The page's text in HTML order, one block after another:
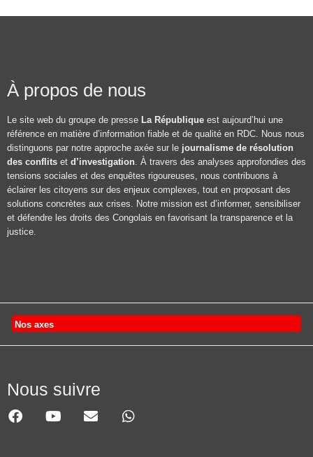
À propos de nous
Le site web du groupe de presse La République est aujourd’hui une
référence en matière d’information fiable et de qualité en RDC. Nous nous
distinguons par notre approche axée sur le journalisme de résolution
des conflits et d’investigation . À travers des analyses approfondies des
tensions sociales et des enquêtes rigoureuses, nous contribuons à
éclairer les citoyens sur des enjeux complexes, tout en proposant des
solutions concrètes aux crises. Notre mission est d’informer, sensibiliser
et défendre les droits des Congolais en favorisant la transparence et la
justice.
Nos axes
Nous suivre